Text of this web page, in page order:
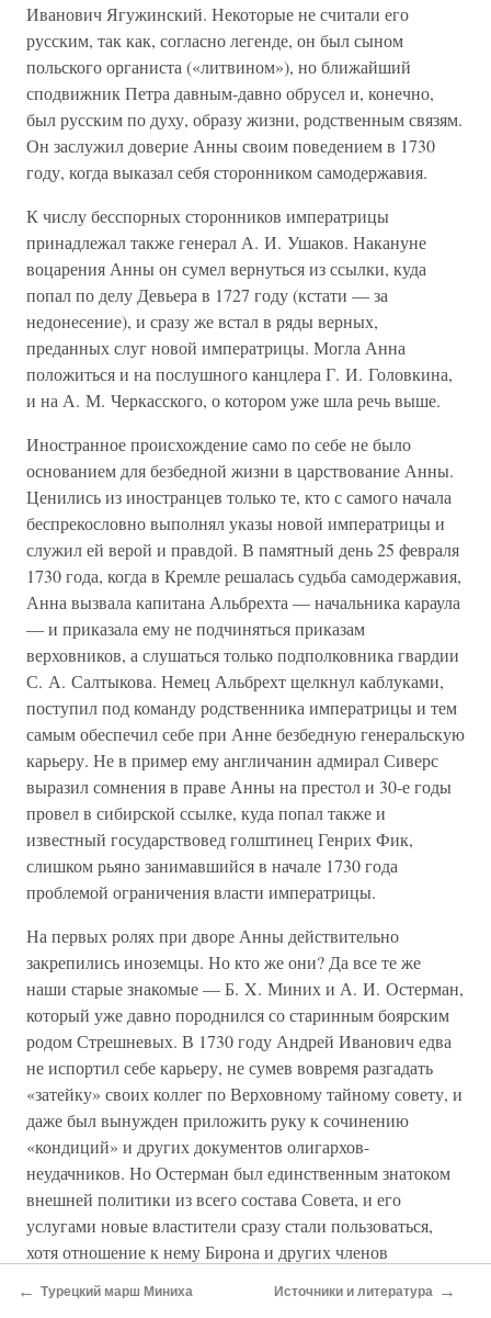
Иванович Ягужинский. Некоторые не считали его
русским, так как, согласно легенде, он был сыном
польского органиста («литвином»), но ближайший
сподвижник Петра давным-давно обрусел и, конечно,
был русским по духу, образу жизни, родственным связям.
Он заслужил доверие Анны своим поведением в 1730
году, когда выказал себя сторонником самодержавия.
К числу бесспорных сторонников императрицы
принадлежал также генерал А. И. Ушаков. Накануне
воцарения Анны он сумел вернуться из ссылки, куда
попал по делу Девьера в 1727 году (кстати — за
недонесение), и сразу же встал в ряды верных,
преданных слуг новой императрицы. Могла Анна
положиться и на послушного канцлера Г. И. Головкина,
и на А. М. Черкасского, о котором уже шла речь выше.
Иностранное происхождение само по себе не было
основанием для безбедной жизни в царствование Анны.
Ценились из иностранцев только те, кто с самого начала
беспрекословно выполнял указы новой императрицы и
служил ей верой и правдой. В памятный день 25 февраля
1730 года, когда в Кремле решалась судьба самодержавия,
Анна вызвала капитана Альбрехта — начальника караула
— и приказала ему не подчиняться приказам
верховников, а слушаться только подполковника гвардии
С. А. Салтыкова. Немец Альбрехт щелкнул каблуками,
поступил под команду родственника императрицы и тем
самым обеспечил себе при Анне безбедную генеральскую
карьеру. Не в пример ему англичанин адмирал Сиверс
выразил сомнения в праве Анны на престол и 30-е годы
провел в сибирской ссылке, куда попал также и
известный государствовед голштинец Генрих Фик,
слишком рьяно занимавшийся в начале 1730 года
проблемой ограничения власти императрицы.
На первых ролях при дворе Анны действительно
закрепились иноземцы. Но кто же они? Да все те же
наши старые знакомые — Б. X. Миних и А. И. Остерман,
который уже давно породнился со старинным боярским
родом Стрешневых. В 1730 году Андрей Иванович едва
не испортил себе карьеру, не сумев вовремя разгадать
«затейку» своих коллег по Верховному тайному совету, и
даже был вынужден приложить руку к сочинению
«кондиций» и других документов олигархов-
неудачников. Но Остерман был единственным знатоком
внешней политики из всего состава Совета, и его
услугами новые властители сразу стали пользоваться,
хотя отношение к нему Бирона и других членов
← Турецкий марш Миниха Источники и литература →